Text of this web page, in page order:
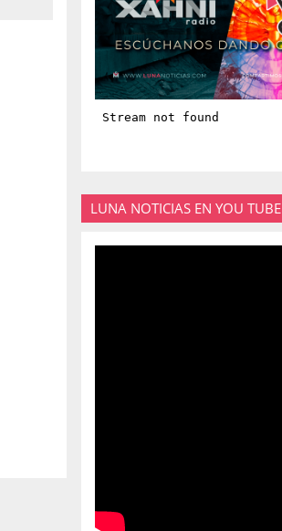
LUNA NOTICIAS EN YOU TUBE